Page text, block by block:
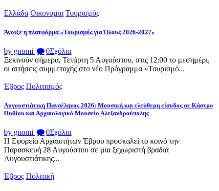
Ελλάδα Οικονομία Τουρισμός
Άνοιξε η πλατφόρμα «Τουρισμός για Όλους 2026-2027»
by gnomi 0Σχόλια
Ξεκινούν σήμερα, Τετάρτη 5 Αυγούστου, στις 12:00 το μεσημέρι,
οι αιτήσεις συμμετοχής στο νέο Πρόγραμμα «Τουρισμό...
Έβρος Πολιτισμός
Αυγουστιάτικη Πανσέληνος 2026: Μουσική και ελεύθερη είσοδος σε Κάστρο
Πυθίου και Αρχαιολογικό Μουσείο Αλεξανδρούπολης
by gnomi 0Σχόλια
Η Εφορεία Αρχαιοτήτων Έβρου προσκαλεί το κοινό την
Παρασκευή 28 Αυγούστου σε μια ξεχωριστή βραδιά
Αυγουστιάτικης...
Έβρος Πολιτική